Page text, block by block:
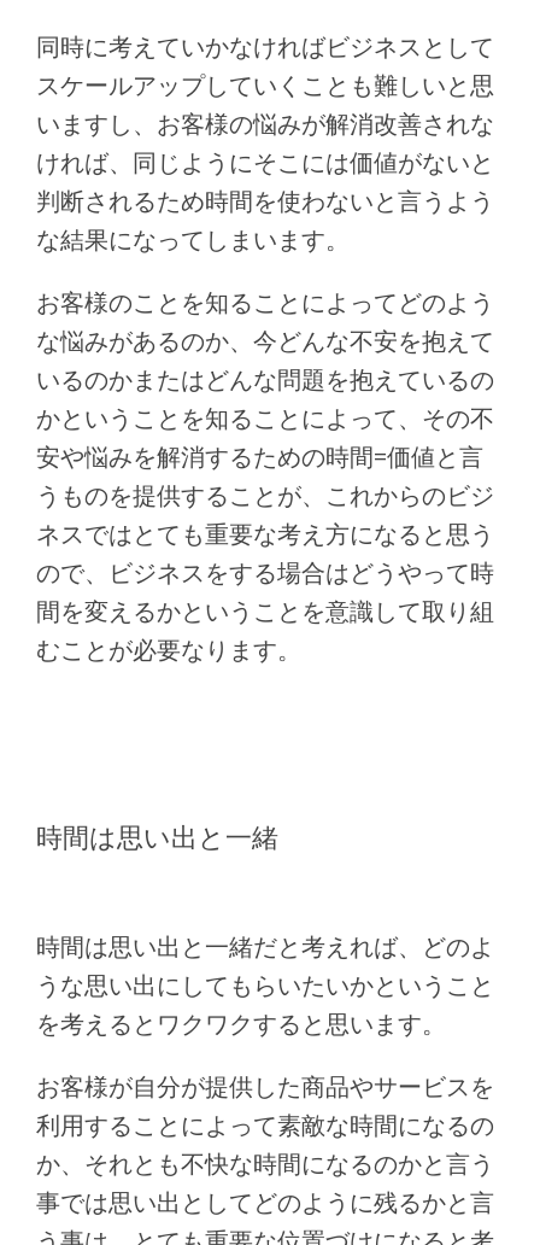
同時に考えていかなければビジネスとして
スケールアップしていくことも難しいと思
いますし、お客様の悩みが解消改善されな
ければ、同じようにそこには価値がないと
判断されるため時間を使わないと言うよう
な結果になってしまいます。
お客様のことを知ることによってどのよう
な悩みがあるのか、今どんな不安を抱えて
いるのかまたはどんな問題を抱えているの
かということを知ることによって、その不
安や悩みを解消するための時間=価値と言
うものを提供することが、これからのビジ
ネスではとても重要な考え方になると思う
ので、ビジネスをする場合はどうやって時
間を変えるかということを意識して取り組
むことが必要なります。
時間は思い出と一緒
時間は思い出と一緒だと考えれば、どのよ
うな思い出にしてもらいたいかということ
を考えるとワクワクすると思います。
お客様が自分が提供した商品やサービスを
利用することによって素敵な時間になるの
か、それとも不快な時間になるのかと言う
事では思い出としてどのように残るかと言